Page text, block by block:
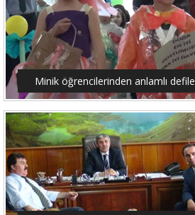
Minik öğrencilerinden anlamlı defile